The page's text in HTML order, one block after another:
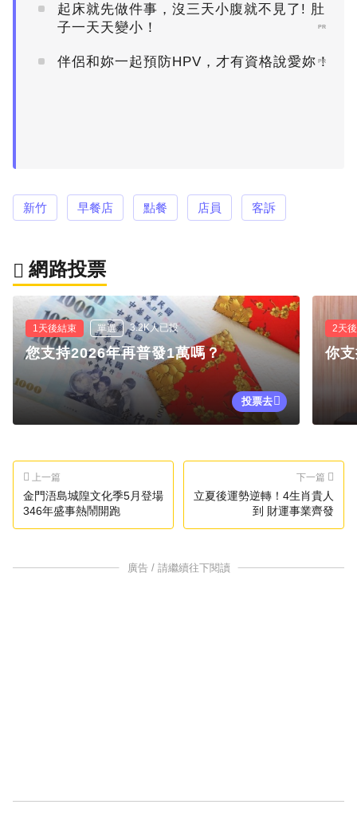
起床就先做件事，沒三天小腹就不見了! 肚
子一天天變小！
PR
伴侶和妳一起預防HPV，才有資格說愛妳！
PR
新竹 早餐店 點餐 店員 客訴
網路投票
1天後結束 單選 3.2K人已投
您支持2026年再普發1萬嗎？
投票去
2天
你
上一篇
金門浯島城隍文化季5月登場
346年盛事熱鬧開跑
下一篇
立夏後運勢逆轉！4生肖貴人
到 財運事業齊發
廣告 / 請繼續往下閱讀